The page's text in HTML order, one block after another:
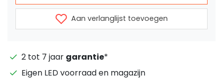
Aan verlanglijst toevoegen
2 tot 7 jaar garantie*
Eigen LED voorraad en magazijn